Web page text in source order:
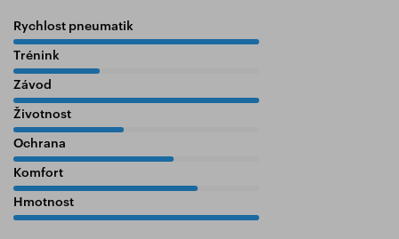
Rychlost pneumatik
Trénink
Závod
Životnost
Ochrana
Komfort
Hmotnost